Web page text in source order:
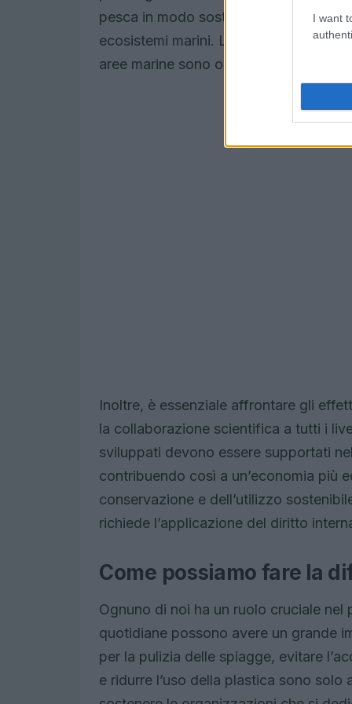
I want
pesca in modo sostenibile per evitare
ecosistemi marini. La regolazione
aree marine sono obiettivi di primaria
Inoltre, è essenziale affrontare gli
la collaborazione scientifica a tutti i
sviluppati devono essere supportati
contribuendo così a un’economia più
conservazione e dell’utilizzo
richiede l’applicazione del diritto
Come possiamo fare la
Ognuno di noi ha un ruolo cruciale
quotidiane possono avere un grande
per la pulizia delle spiagge, evitare
e ridurre l’uso della plastica sono